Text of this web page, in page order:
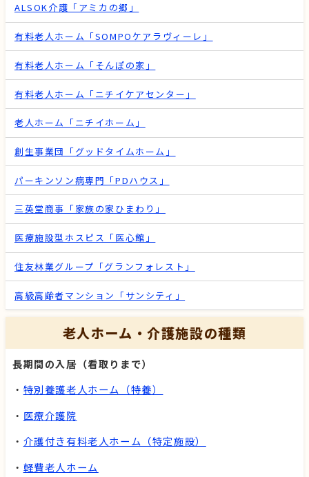
ALSOK介護「アミカの郷」
有料老人ホーム「SOMPOケアラヴィーレ」
有料老人ホーム「そんぽの家」
有料老人ホーム「ニチイケアセンター」
老人ホーム「ニチイホーム」
創生事業団「グッドタイムホーム」
パーキンソン病専門「PDハウス」
三英堂商事「家族の家ひまわり」
医療施設型ホスピス「医心館」
住友林業グループ「グランフォレスト」
高級高齢者マンション「サンシティ」
老人ホーム・介護施設の種類
長期間の入居（看取りまで）
・ 特別養護老人ホーム（特養）
・ 医療介護院
・ 介護付き有料老人ホーム（特定施設）
・ 軽費老人ホーム